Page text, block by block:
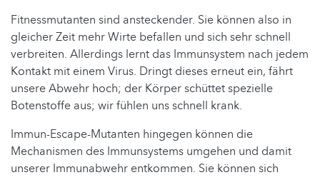
Fitnessmutanten sind ansteckender. Sie können also in
gleicher Zeit mehr Wirte befallen und sich sehr schnell
verbreiten. Allerdings lernt das Immunsystem nach jedem
Kontakt mit einem Virus. Dringt dieses erneut ein, fährt
unsere Abwehr hoch; der Körper schüttet spezielle
Botenstoffe aus; wir fühlen uns schnell krank.
Immun-Escape-Mutanten hingegen können die
Mechanismen des Immunsystems umgehen und damit
unserer Immunabwehr entkommen. Sie können sich